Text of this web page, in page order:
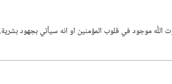
موجود في قلوب المؤمنين او انه سيأتي بجهود بشرية.‏